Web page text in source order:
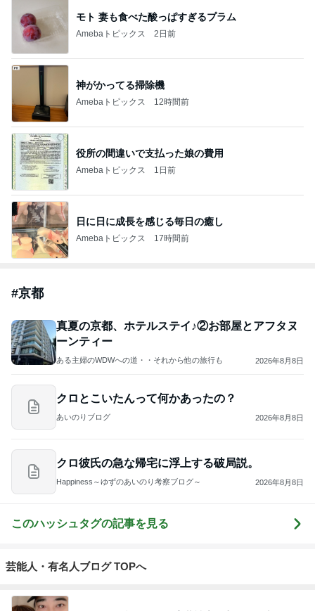
モト 妻も食べた酸っぱすぎるプラム
Amebaトピックス 2日前
神がかってる掃除機
Amebaトピックス 12時間前
役所の間違いで支払った娘の費用
Amebaトピックス 1日前
日に日に成長を感じる毎日の癒し
Amebaトピックス 17時間前
#京都
真夏の京都、ホテルステイ♪②お部屋とアフタヌ
ーンティー
ある主婦のWDWへの道・・それから他の旅行も 2026年8月8日
クロとこいたんって何かあったの？
あいのりブログ 2026年8月8日
クロ彼氏の急な帰宅に浮上する破局説。
Happiness～ゆずのあいのり考察ブログ～ 2026年8月8日
このハッシュタグの記事を見る
芸能人・有名人ブログ TOPへ